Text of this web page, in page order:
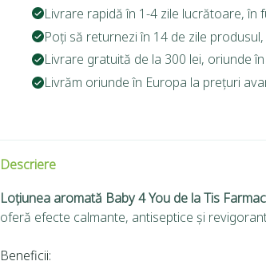
Livrare rapidă în 1-4 zile lucrătoare, în
Poți să returnezi în 14 de zile
Livrare gratuită de la 300 lei, oriunde
Livrăm oriunde în Europa la prețuri
Descriere
Loțiunea aromată Baby 4 You de la Tis
oferă efecte calmante, antiseptice și
Beneficii: